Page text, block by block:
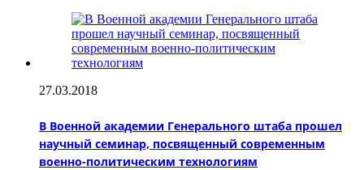
27.03.2018
В Военной академии Генерального штаба прошел
научный семинар, посвященный современным
военно-политическим технологиям